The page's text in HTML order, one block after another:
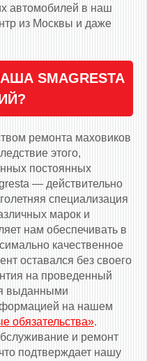
автомобилей в наш
из Москвы и даже
SMAGRESTA
ремонта маховиков
этого,
постоянных
— действительно
специализация
марок и
нам обеспечивать в
качественное
оставался без своего
на проведенный
выданными
на нашем
обязательства».
и ремонт
подтверждает нашу